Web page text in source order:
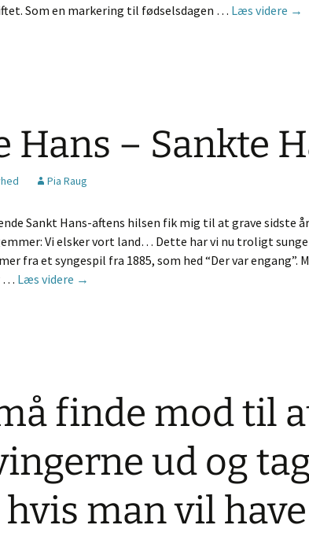
Som en markering til fødselsdagen … Læs videre →
Hans – Sankte
Pia Raug
Sankt Hans-aftens hilsen fik mig til at grave sidste
Vi elsker vort land… Dette har vi nu troligt
fra et syngespil fra 1885, som hed “Der var engang”.
… Læs videre Sankte Hans – Sankte Hans
→
finde mod til
ud og
man vil